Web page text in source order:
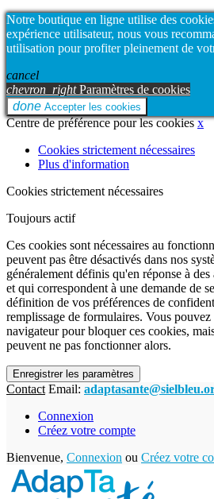
Notre boutique en ligne utilise des
expérience utilisateur, nous vous
utilisation pour profiter pleinement de
cancel
chevron_rightParamètres de cookies
done Accepter les cookies
Centre de préférence pour les cookiesx
Cookies strictement nécessaires
Plus d'information
Cookies strictement nécessaires
Toujours actif
Ces cookies sont nécessaires au
peuvent pas être désactivés dans nos
généralement définis qu'en réponse à
et qui correspondent à une demande de
définition de vos préférences de
remplissage de formulaires. Vous
navigateur pour bloquer ces cookies,
peuvent ne pas fonctionner alors.
Enregistrer les paramètres
Contact Email:
Connexion
Créez votre compte
Bienvenue, Connexion ou Créez votre